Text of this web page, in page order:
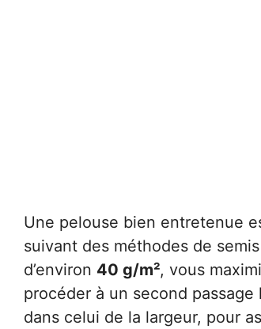
Une pelouse bien entretenue
suivant des méthodes de
d’environ 40 g/m², vous
procéder à un second passage
dans celui de la largeur, pour